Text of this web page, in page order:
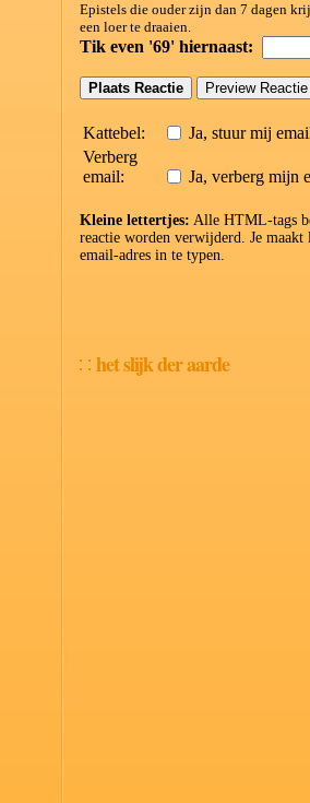
Epistels die ouder zijn dan 7 dagen
een loer te draaien.
Tik even '69' hiernaast:
Kattebel:
Ja, stuur mij
Verberg
email:
Ja, verberg mijn
Kleine lettertjes: Alle HTML-tags
reactie worden verwijderd. Je
email-adres in te typen.
het slijk der aarde